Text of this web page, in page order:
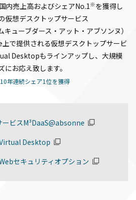
内売上高およびシェアNo.1※ を獲得し
仮想デスクトップサービス
ューブダース・アット・アブソンヌ）
で提供される仮想デスクトップサービ
Desktopもラインアップし、大規模
お応え致します。
年連続シェア1位を獲得
ビスM³DaaS@absonne
Desktop
セキュリティオプション